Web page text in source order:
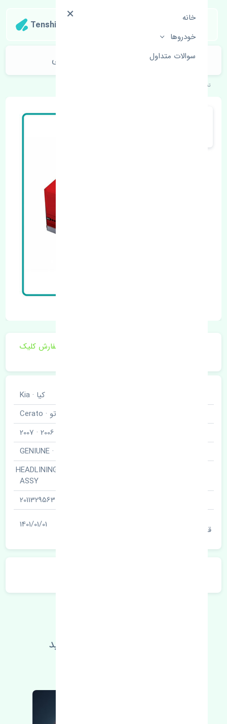
خانه
خودروها
سوالات متداول
Tenshipart
نمدی سقف کیا سراتو 2006-2007 اصلی
تنشی‌پارت
برای اطلاع از موجودی و قیمت به روز روی ثبت سفارش کلیک
کیا · Kia
سراتو · Cerato
2006 · 2007
اصلی · GENIUNE
نمدی سقف · HEADLINING
ASSY
2011329563
قیمت
1401/01/01
اطلاعات فنی خود را بالا ببرید